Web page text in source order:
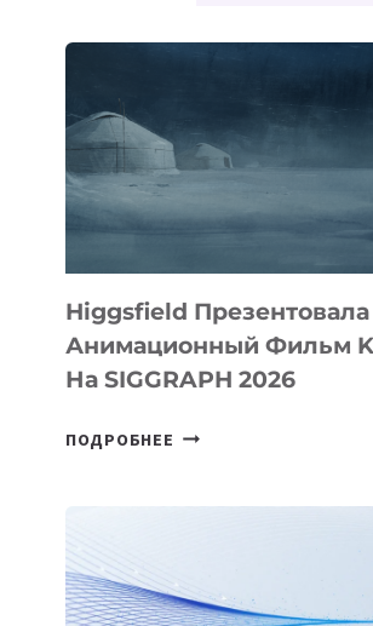
Higgsfield Презентовала
Анимационный Фильм
На SIGGRAPH 2026
ПОДРОБНЕЕ HIGGSFIELD
НА